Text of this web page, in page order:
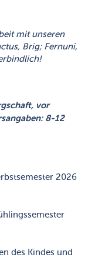
mit unseren
Brig; Fernuni,
vor
8-12
2026
des Kindes und